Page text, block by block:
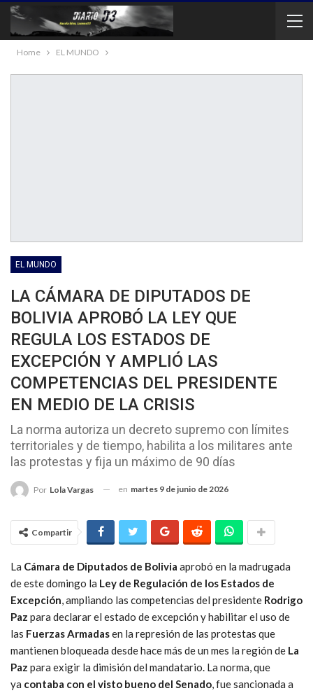
Home EL MUNDO
EL MUNDO
LA CÁMARA DE DIPUTADOS DE
BOLIVIA APROBÓ LA LEY QUE
REGULA LOS ESTADOS DE
EXCEPCIÓN Y AMPLIÓ LAS
COMPETENCIAS DEL PRESIDENTE
EN MEDIO DE LA CRISIS
La norma autoriza un decreto supremo con límites
territoriales y de tiempo, habilita a los militares ante
las protestas y fija un máximo de 90 días
Por Lola Vargas en martes 9 de junio de 2026
Compartir
La Cámara de Diputados de Bolivia aprobó en la madrugada
de este domingo la Ley de Regulación de los Estados de
Excepción, ampliando las competencias del presidente Rodrigo
Paz para declarar el estado de excepción y habilitar el uso de
las Fuerzas Armadasen la represión de las protestas que
mantienen bloqueada desde hace más de un mes la región de La
Paz para exigir la dimisión del mandatario. La norma, que
ya contaba con el visto bueno del Senado, fue sancionada a